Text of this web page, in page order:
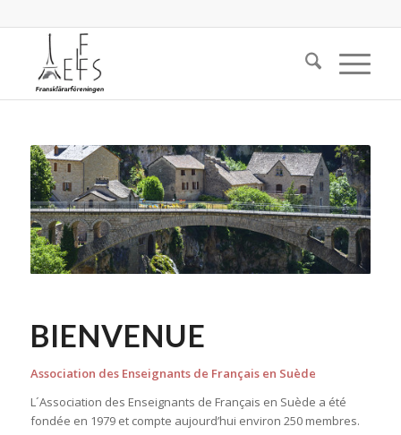
BIENVENUE
Association des Enseignants de Français en Suède
L´Association des Enseignants de Français en Suède a été
fondée en 1979 et compte aujourd’hui environ 250 membres.